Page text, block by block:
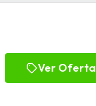
Ver Oferta